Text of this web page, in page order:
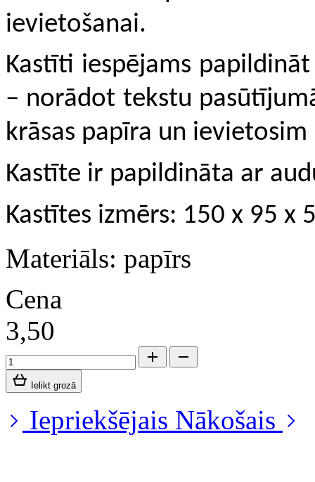
ievietošanai.
Kastīti iespējams
– norādot tekstu
krāsas papīra un
Kastīte ir papildināta ar
Kastītes izmērs: 150 x 95 x
Materiāls: papīrs
Cena
3,50
Ielikt grozā
Iepriekšējais Nākošais